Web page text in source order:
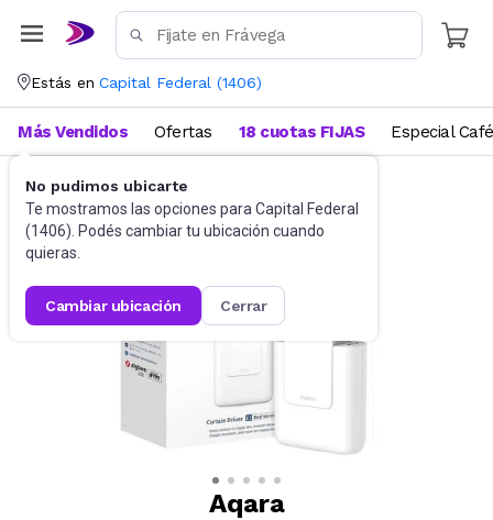
Estás en Capital Federal (1406)
No pudimos ubicarte
Te mostramos las opciones para Capital Federal
(1406). Podés cambiar tu ubicación cuando
quieras.
cambiar ubicación cerrar
Más Vendidos Ofertas 18 cuotas FIJAS Especial Café
Domótica Hogar Inteligente
Aqara